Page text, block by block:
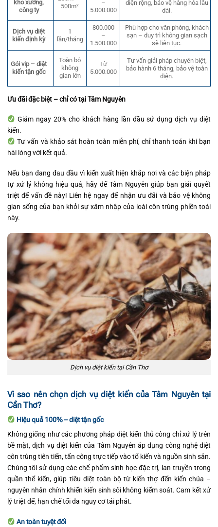
kho xưởng,
công ty
500m²
–
5.000.000
diện rộng, bảo vệ hàng hóa lâu
dài.
Dịch vụ diệt
kiến định kỳ
1
lần/tháng
800.000
–
1.500.000
Phù hợp cho văn phòng, khách
sạn – duy trì không gian sạch
sẽ liên tục.
Gói vip – diệt
kiến tận gốc
Toàn bộ
không
gian lớn
Từ
5.000.000
Tư vấn giải pháp chuyên biệt,
bảo hành 6 tháng, bảo vệ toàn
diện.
Ưu đãi đặc biệt – chỉ có tại Tâm Nguyên
Giảm ngay 20% cho khách hàng lần đầu sử dụng dịch vụ diệt
kiến.
Tư vấn và khảo sát hoàn toàn miễn phí, chỉ thanh toán khi bạn
hài lòng với kết quả.
Nếu bạn đang đau đầu vì kiến xuất hiện khắp nơi và các biện pháp
tự xử lý không hiệu quả, hãy để Tâm Nguyên giúp bạn giải quyết
triệt để vấn đề này! Liên hệ ngay để nhận ưu đãi và bảo vệ không
gian sống của bạn khỏi sự xâm nhập của loài côn trùng phiền toái
này.
Dịch vụ diệt kiến tại Cần Thơ
Vì sao nên chọn dịch vụ diệt kiến của Tâm Nguyên tại
Cần Thơ?
Hiệu quả 100% – diệt tận gốc
Không giống như các phương pháp diệt kiến thủ công chỉ xử lý trên
bề mặt, dịch vụ diệt kiến của Tâm Nguyên áp dụng công nghệ diệt
côn trùng tiên tiến, tấn công trực tiếp vào tổ kiến và nguồn sinh sản.
Chúng tôi sử dụng các chế phẩm sinh học đặc trị, lan truyền trong
quần thể kiến, giúp tiêu diệt toàn bộ từ kiến thợ đến kiến chúa –
nguyên nhân chính khiến kiến sinh sôi không kiểm soát. Cam kết xử
lý triệt để, hạn chế tối đa nguy cơ tái phát.
An toàn tuyệt đối